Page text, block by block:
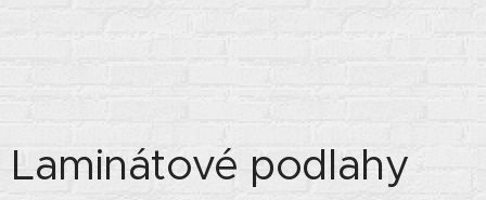
Laminátové podlahy